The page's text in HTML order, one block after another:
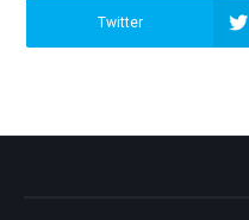
Twitter